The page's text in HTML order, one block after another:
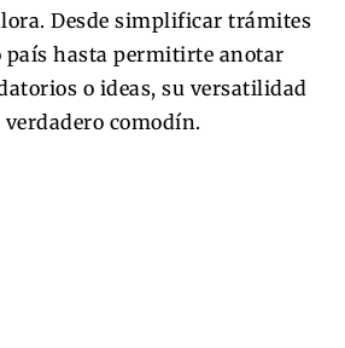
Desde simplificar trámites
país hasta permitirte anotar
o ideas, su versatilidad
comodín.